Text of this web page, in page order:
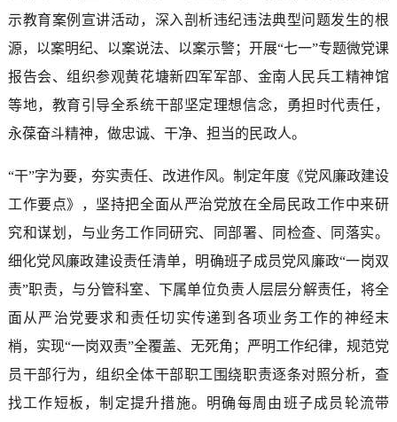
示教育案例宣讲活动，深入剖析违纪违法典型问题发生的根
源，以案明纪、以案说法、以案示警；开展“七一”专题微党课
报告会、组织参观黄花塘新四军军部、金南人民兵工精神馆
等地，教育引导全系统干部坚定理想信念，勇担时代责任，
永葆奋斗精神，做忠诚、干净、担当的民政人。
“干”字为要，夯实责任、改进作风。制定年度《党风廉政建设
工作要点》，坚持把全面从严治党放在全局民政工作中来研
究和谋划，与业务工作同研究、同部署、同检查、同落实。
细化党风廉政建设责任清单，明确班子成员党风廉政“一岗双
责”职责，与分管科室、下属单位负责人层层分解责任，将全
面从严治党要求和责任切实传递到各项业务工作的神经末
梢，实现“一岗双责”全覆盖、无死角；严明工作纪律，规范党
员干部行为，组织全体干部职工围绕职责逐条对照分析，查
找工作短板，制定提升措施。明确每周由班子成员轮流带